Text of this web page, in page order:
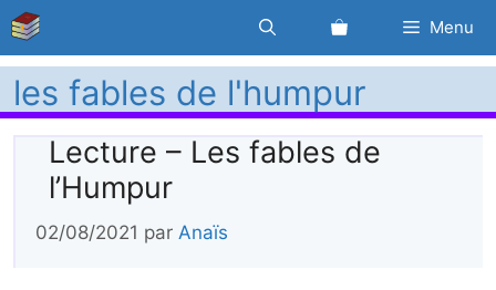
Aller
au
contenu
Menu
les fables de l'humpur
Lecture – Les fables de
l’Humpur
02/08/2021 par Anaïs